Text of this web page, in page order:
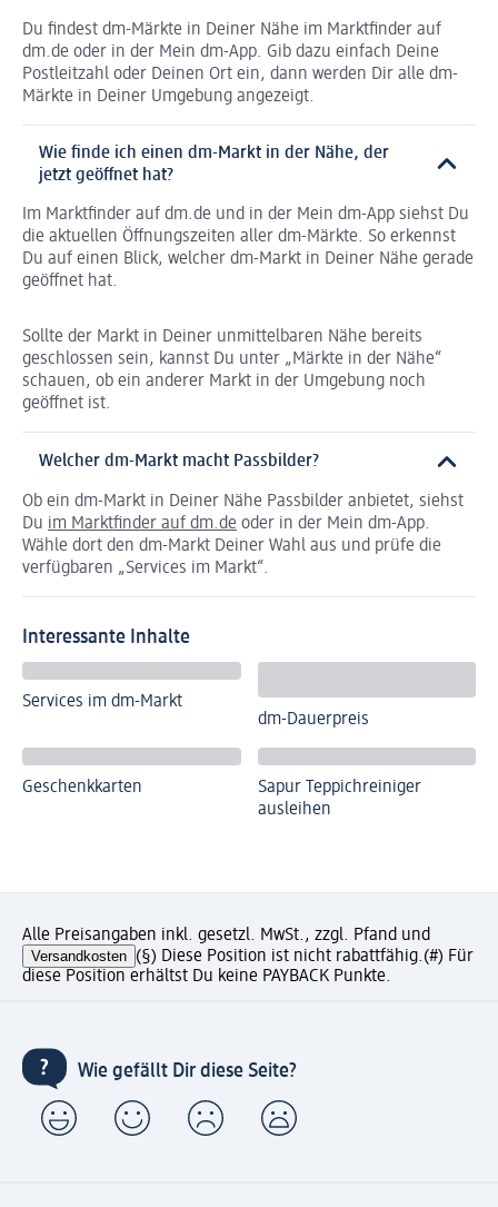
Du findest dm-Märkte in Deiner Nähe im Marktfinder auf
dm.de oder in der Mein dm-App. Gib dazu einfach Deine
Postleitzahl oder Deinen Ort ein, dann werden Dir alle dm-
Märkte in Deiner Umgebung angezeigt.
Wie finde ich einen dm-Markt in der Nähe, der
jetzt geöffnet hat?
Im Marktfinder auf dm.de und in der Mein dm-App siehst Du
die aktuellen Öffnungszeiten aller dm-Märkte. So erkennst
Du auf einen Blick, welcher dm-Markt in Deiner Nähe gerade
geöffnet hat.
Sollte der Markt in Deiner unmittelbaren Nähe bereits
geschlossen sein, kannst Du unter „Märkte in der Nähe“
schauen, ob ein anderer Markt in der Umgebung noch
geöffnet ist.
Welcher dm-Markt macht Passbilder?
Ob ein dm-Markt in Deiner Nähe Passbilder anbietet, siehst
Du im Marktfinder auf dm.de oder in der Mein dm-App.
Wähle dort den dm-Markt Deiner Wahl aus und prüfe die
verfügbaren „Services im Markt“.
Interessante Inhalte
Services im dm-Markt
dm-Dauerpreis
Geschenkkarten
Sapur Teppichreiniger
ausleihen
Alle Preisangaben inkl. gesetzl. MwSt., zzgl. Pfand und
Versandkosten (§) Diese Position ist nicht rabattfähig.(#) Für
diese Position erhältst Du keine PAYBACK Punkte.
Wie gefällt Dir diese Seite?